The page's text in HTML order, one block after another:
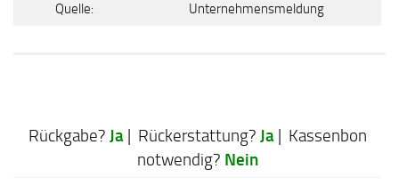
Quelle: Unternehmensmeldung
Rückgabe? Ja | Rückerstattung? Ja
| Kassenbon
notwendig? Nein